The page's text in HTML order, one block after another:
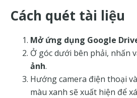
Cách quét tài liệu
Mở ứng dụng Google
Ở góc dưới bên phải, nhấn
ảnh.
Hướng camera điện thoại
màu xanh sẽ xuất hiện để